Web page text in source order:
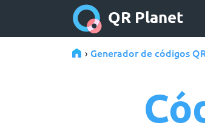
QR Planet
› Generador de códigos